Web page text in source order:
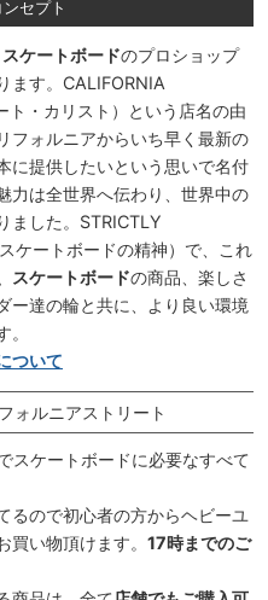
セプト
ケートボードのプロショップ
ます。CALIFORNIA
ト・カリスト）という店名の由
フォルニアからいち早く最新の
に提供したいという思いで名付
力は全世界へ伝わり、世界中の
ました。STRICTLY
ケートボードの精神）で、これ
スケートボードの商品、楽しさ
ー達の輪と共に、より良い環境
ついて
ォルニアストリート
スケートボードに必要なすべて
るので初心者の方からヘビーユ
い物頂けます。 17時までのご